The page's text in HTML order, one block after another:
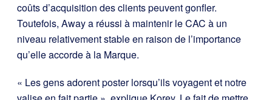
coûts d’acquisition des clients peuvent gonfler.
Toutefois, Away a réussi à maintenir le CAC à un
niveau relativement stable en raison de l’importance
qu’elle accorde à la Marque.
« Les gens adorent poster lorsqu’ils voyagent et notre